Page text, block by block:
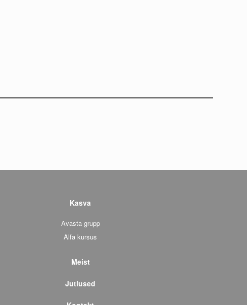
Kasva
Avasta grupp
Alfa kursus
Meist
Jutlused